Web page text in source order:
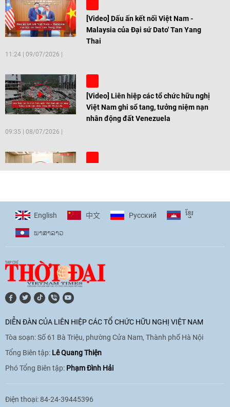
[Video] Dấu ấn kết nối Việt Nam -
Malaysia của Đại sứ Dato' Tan Yang
Thai
11:24 09/07/2026
[Video] Liên hiệp các tổ chức hữu nghị
Việt Nam ghi sổ tang, tưởng niệm nạn
nhân động đất Venezuela
09:35 08/07/2026
[Video] Trẻ em Đông Á cùng kiến tạo
11:10|17/06/2026
hòa bình, hữu nghị giữa các dân tộc"
cho Đại sứ Hungary tại Việt Nam
17:25|13/06/2026
English 中文 Pусский ខ្មែរ
ພາ​ສາ​ລາວ
DIỄN ĐÀN CỦA LIÊN HIỆP CÁC TỔ CHỨC HỮU NGHỊ VIỆT NAM
Tòa soạn: Số 61 Bà Triệu, phường Cửa Nam, Thành phố Hà Nội
Tổng Biên tập: Lê Quang Thiện
Phó Tổng Biên tập: Phạm Đình Hải
Điện thoại: 84-24-39445396